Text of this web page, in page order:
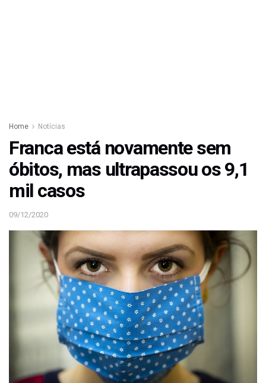
Home Notícias
Franca está novamente sem
óbitos, mas ultrapassou os 9,1
mil casos
09/12/2020